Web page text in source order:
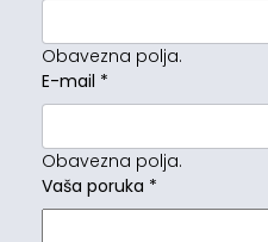
Obavezna polja.
E-mail *
Obavezna polja.
Vaša poruka *